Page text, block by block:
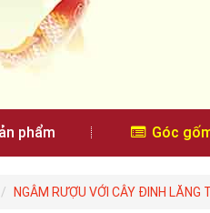
phẩm Góc
NGÂM RƯỢU VỚI CÂY ĐINH LĂNG